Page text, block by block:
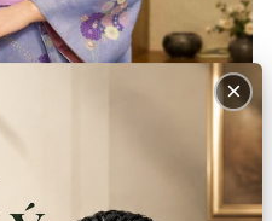
×